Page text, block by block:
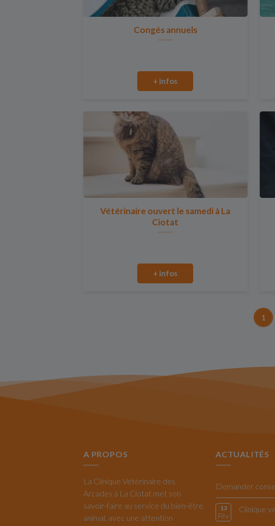
Congés annuels
+ infos
Vétérinaire ouvert le samedi à La
Ciotat
+ infos
1
A PROPOS
La Clinique Vétérinaire des
Arcades à La Ciotat met son
savoir-faire au service du bien-être
animal, avec une attention
ACTUALITÉS
13
Fév